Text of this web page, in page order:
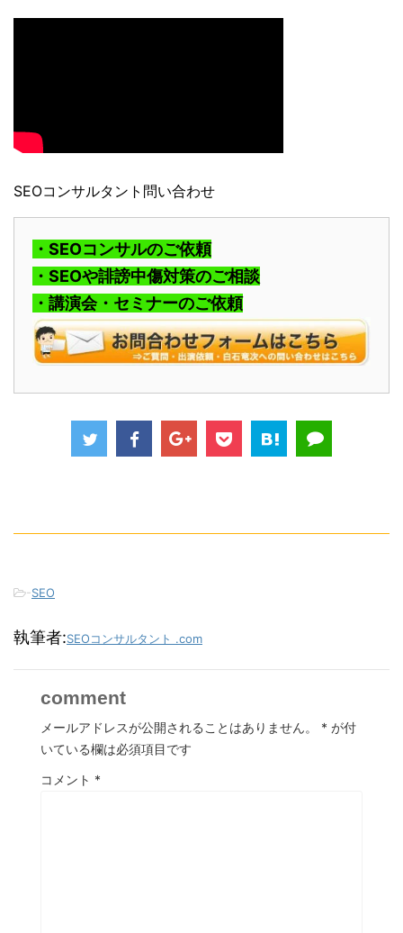
SEOコンサルタント問い合わせ
・SEOコンサルのご依頼
・SEOや誹謗中傷対策のご相談
・講演会・セミナーのご依頼
-SEO
執筆者:SEOコンサルタント .com
comment
メールアドレスが公開されることはありません。 * が付
いている欄は必須項目です
コメント *